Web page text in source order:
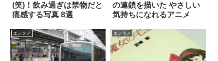
(笑)！飲み過ぎは禁物だと
痛感する写真 8選
の連鎖を描いた やさしい
気持ちになれるアニメ
エンタメ エンタメ